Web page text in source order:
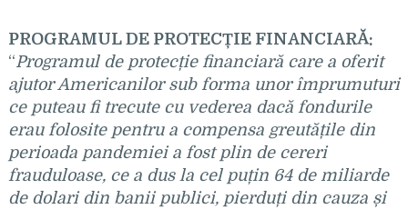
PROGRAMUL DE PROTECȚIE FINANCIARĂ:
“Programul de protecție financiară care a oferit
ajutor Americanilor sub forma unor împrumuturi
ce puteau fi trecute cu vederea dacă fondurile
erau folosite pentru a compensa greutățile din
perioada pandemiei a fost plin de cereri
frauduloase, ce a dus la cel puțin 64 de miliarde
de dolari din banii publici, pierduți din cauza și